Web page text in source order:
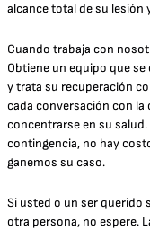
alcance total de su lesión
Cuando trabaja con
Obtiene un equipo que
y trata su recuperación
cada conversación con la
concentrarse en su
contingencia, no hay
ganemos su caso.
Si usted o un ser querido
otra persona, no espere.